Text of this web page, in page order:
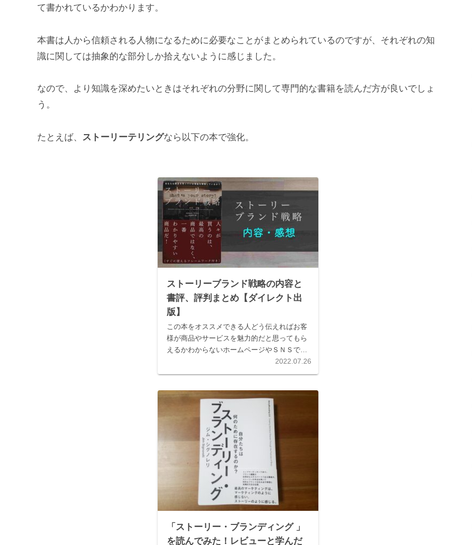
て書かれているかわかります。
本書は人から信頼される人物になるために必要なことがまとめられているのですが、それぞれの知
識に関しては抽象的な部分しか拾えないように感じました。
なので、より知識を深めたいときはそれぞれの分野に関して専門的な書籍を読んだ方が良いでしょ
う。
たとえば、 ストーリーテリングなら以下の本で強化。
ストーリーブランド戦略の内容と
書評、評判まとめ【ダイレクト出
版】
この本をオススメできる人どう伝えればお客
様が商品やサービスを魅力的だと思ってもら
えるかわからないホームページやＳＮＳで商
品サービスについて発信しているが、なかな
か反応が取れないストーリーにして伝えると
ば...
2022.07.26
「ストーリー・ブランディング 」
を読んでみた！レビューと学んだ